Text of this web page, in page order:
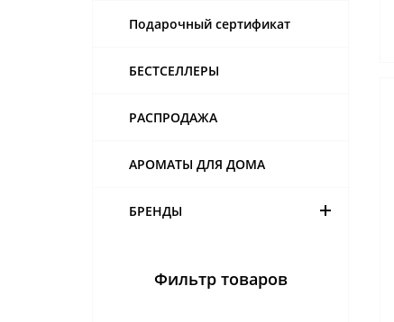
Подарочный сертификат
БЕСТСЕЛЛЕРЫ
РАСПРОДАЖА
АРОМАТЫ ДЛЯ ДОМА
БРЕНДЫ
Фильтр товаров